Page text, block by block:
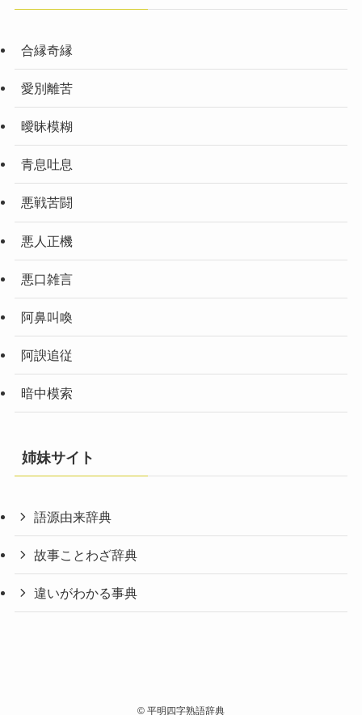
合縁奇縁
愛別離苦
曖昧模糊
青息吐息
悪戦苦闘
悪人正機
悪口雑言
阿鼻叫喚
阿諛追従
暗中模索
姉妹サイト
語源由来辞典
故事ことわざ辞典
違いがわかる事典
© 平明四字熟語辞典